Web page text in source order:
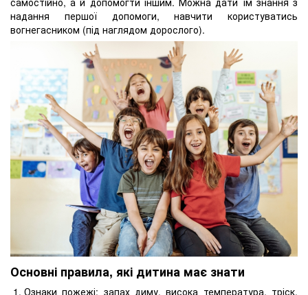
надання першої допомоги, навчити користуватись
вогнегасником (під наглядом дорослого).
Основні правила, які дитина має знати
Ознаки пожежі: запах диму, висока температура, тріск,